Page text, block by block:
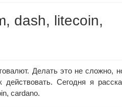
dash, litecoin,
Делать это не сложно,
Сегодня я
cardano.